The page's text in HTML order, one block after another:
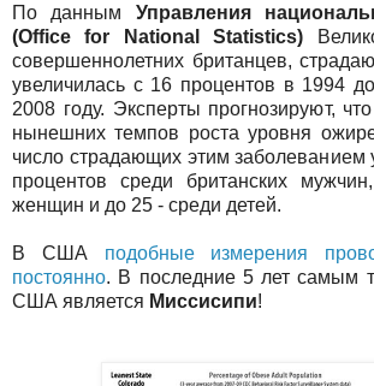
По данным Управления
(Office for National Statistics)
совершеннолетних британцев,
увеличилась с 16 процентов в 1994
2008 году. Эксперты прогнозируют,
нынешних темпов роста уровня
число страдающих этим заболеванием
процентов среди британских
женщин и до 25 - среди детей.
В США подобные измерения
постоянно. В последние 5 лет самым
США является Миссисипи!